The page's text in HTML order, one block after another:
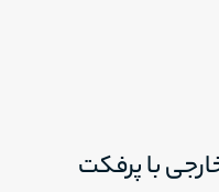
با پرفکت